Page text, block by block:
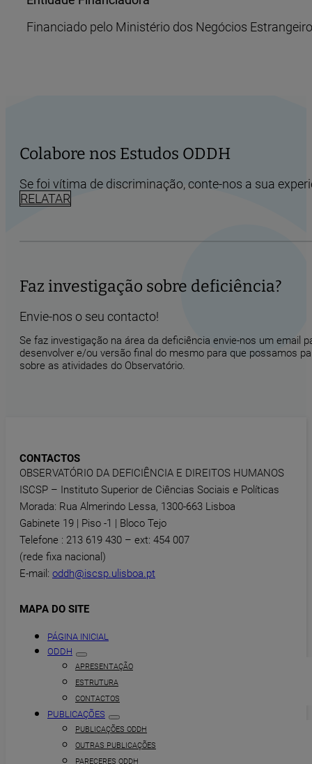
Financiado pelo Ministério dos Negócios
Colabore nos Estudos ODDH
Se foi vítima de discriminação, conte-nos a sua
RELATAR
Faz investigação sobre deficiência?
Envie-nos o seu contacto!
Se faz investigação na área da deficiência envie-nos um
desenvolver e/ou versão final do mesmo para que possamos
sobre as atividades do Observatório.
CONTACTOS
OBSERVATÓRIO DA DEFICIÊNCIA E DIREITOS HUMANOS
ISCSP – Instituto Superior de Ciências Sociais e Políticas
Morada: Rua Almerindo Lessa, 1300-663 Lisboa
Gabinete 19 | Piso -1 | Bloco Tejo
Telefone : 213 619 430 – ext: 454 007
(rede fixa nacional)
E-mail: oddh@iscsp.ulisboa.pt
MAPA DO SITE
PÁGINA INICIAL
ODDH
APRESENTAÇÃO
ESTRUTURA
CONTACTOS
PUBLICAÇÕES
PUBLICAÇÕES ODDH
OUTRAS PUBLICAÇÕES
PARECERES ODDH